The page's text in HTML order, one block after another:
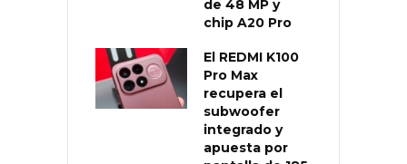
de 48 MP y
chip A20 Pro
El REDMI K100
Pro Max
recupera el
subwoofer
integrado y
apuesta por